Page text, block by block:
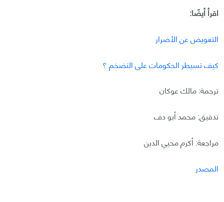
اقرأ أيضًا:
التعويض عن الأضرار
كيف تسيطر الحكومات على التضخم ؟
ترجمة: مالك عوكان
تدقيق: محمد أبو دف
مراجعة: أكرم محيي الدين
المصدر